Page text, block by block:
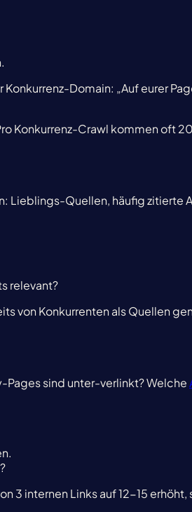
Domain: „Auf eurer
Konkurrenz-Crawl kommen oft
Lieblings-Quellen, häufig
relevant?
von Konkurrenten als Quellen
Pages sind unter-verlinkt? Welche
internen Links auf 12-15